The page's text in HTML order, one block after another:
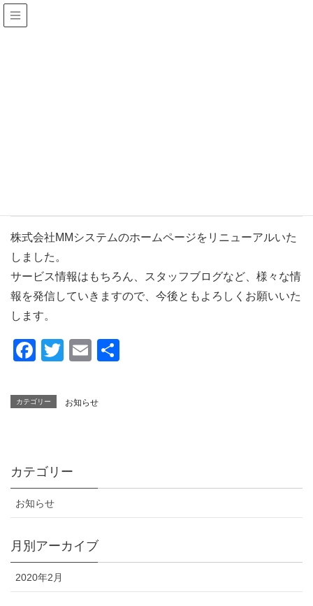
株式会社MMシステムのホームページをリニューアルいた
しました。
サービス情報はもちろん、スタッフブログなど、様々な情
報を発信していきますので、今後ともよろしくお願いいた
します。
F
c
o
o
k
T
tt
E
ail
カテゴリー お知らせ
カテゴリー
お知らせ
月別アーカイブ
2020年2月